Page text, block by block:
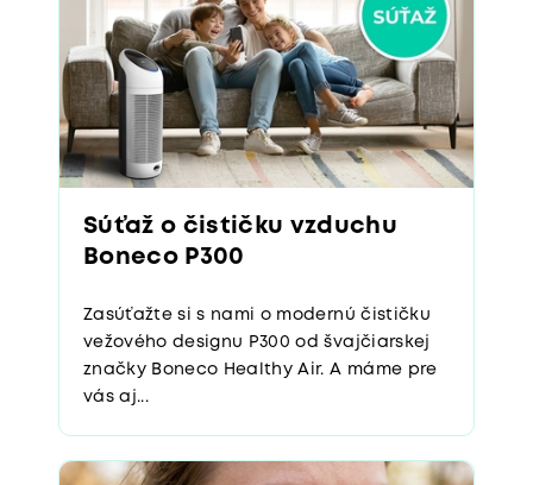
Súťaž o čističku vzduchu
Boneco P300
Zasúťažte si s nami o modernú čističku
vežového designu P300 od švajčiarskej
značky Boneco Healthy Air. A máme pre
vás aj...